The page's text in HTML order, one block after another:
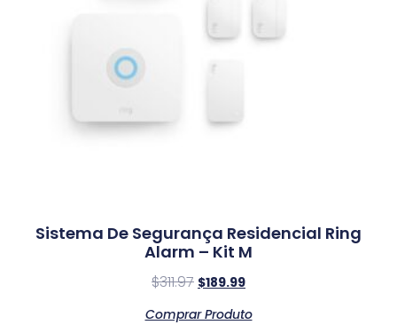
Sistema De Segurança Residencial Ring
Alarm – Kit M
$311.97 $189.99
Comprar Produto